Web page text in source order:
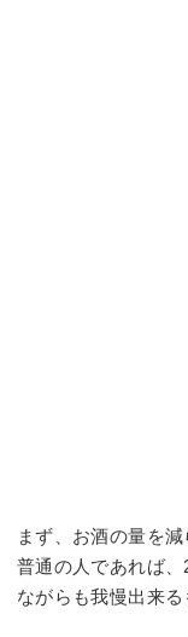
まず、お酒の量を
普通の人であれば
ながらも我慢出来る